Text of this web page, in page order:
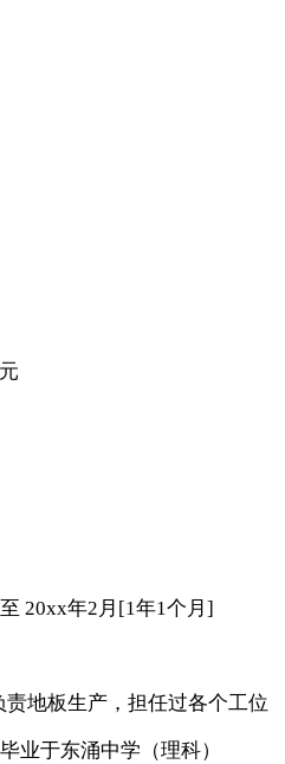
20xx年2月[1年1个月]
地板生产，担任过各个工位
业于东涌中学（理科）